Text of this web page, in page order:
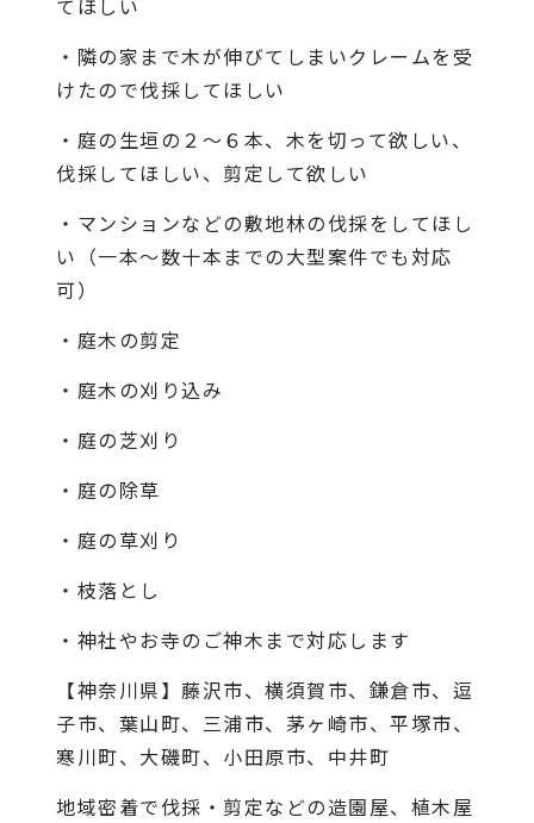
てほしい
・隣の家まで木が伸びてしまいクレームを受
けたので伐採してほしい
・庭の生垣の２〜６本、木を切って欲しい、
伐採してほしい、剪定して欲しい
・マンションなどの敷地林の伐採をしてほし
い（一本〜数十本までの大型案件でも対応
可）
・庭木の剪定
・庭木の刈り込み
・庭の芝刈り
・庭の除草
・庭の草刈り
・枝落とし
・神社やお寺のご神木まで対応します
【神奈川県】藤沢市、横須賀市、鎌倉市、逗
子市、葉山町、三浦市、茅ヶ崎市、平塚市、
寒川町、大磯町、小田原市、中井町
地域密着で伐採・剪定などの造園屋、植木屋